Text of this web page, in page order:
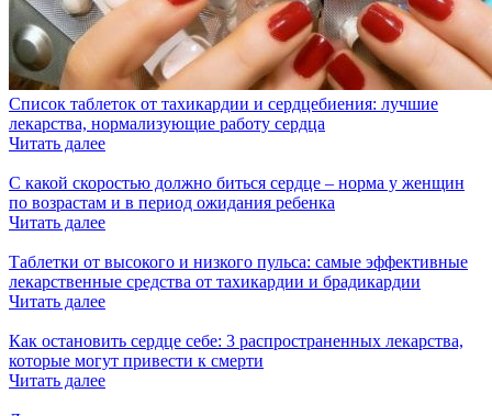
Список таблеток от тахикардии и сердцебиения: лучшие
лекарства, нормализующие работу сердца
Читать далее
С какой скоростью должно биться сердце – норма у женщин
по возрастам и в период ожидания ребенка
Читать далее
Таблетки от высокого и низкого пульса: самые эффективные
лекарственные средства от тахикардии и брадикардии
Читать далее
Как остановить сердце себе: 3 распространенных лекарства,
которые могут привести к смерти
Читать далее